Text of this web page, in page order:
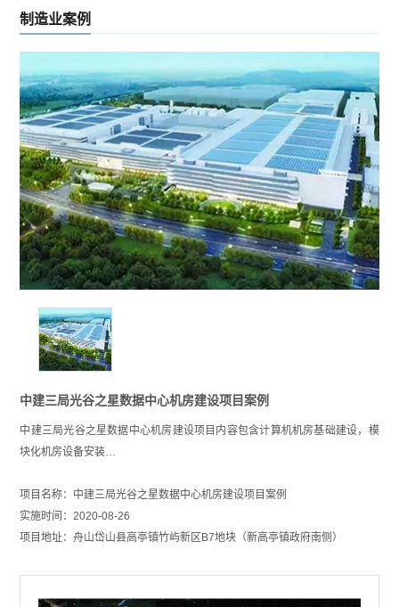
制造业案例
中建三局光谷之星数据中心机房建设项目案例
中建三局光谷之星数据中心机房建设项目内容包含计算机机房基础建设，模
块化机房设备安装…
项目名称：中建三局光谷之星数据中心机房建设项目案例
实施时间：2020-08-26
项目地址：舟山岱山县高亭镇竹屿新区B7地块（新高亭镇政府南侧）